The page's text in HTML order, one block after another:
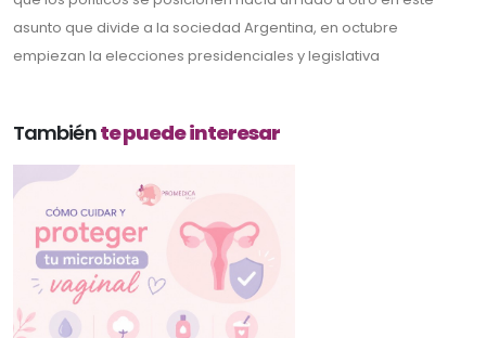
asunto que divide a la sociedad Argentina, en octubre
empiezan la elecciones presidenciales y legislativa
Tambiénte puede interesar